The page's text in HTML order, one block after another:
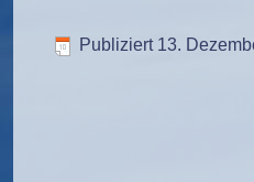
Publiziert 13.